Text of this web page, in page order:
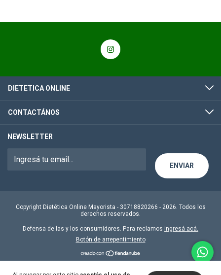
DIETETICA ONLINE
CONTACTÁNOS
NEWSLETTER
Copyright Dietética Online Mayorista - 30718820266 - 2026. Todos los
derechos reservados.
Defensa de las y los consumidores. Para reclamos ingresá acá.
Botón de arrepentimiento